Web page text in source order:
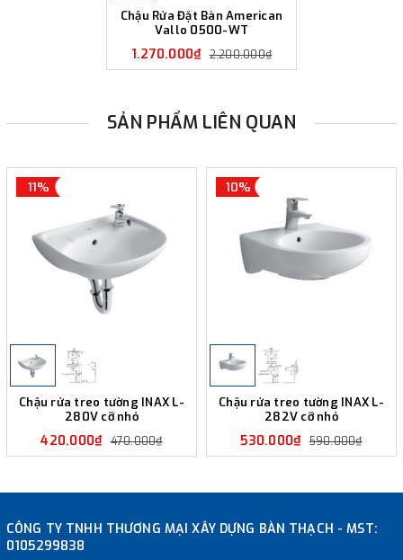
Chậu Rửa Đặt Bàn American
Vallo 0500-WT
1.270.000₫ 2.200.000₫
SẢN PHẨM LIÊN QUAN
11%
Chậu rửa treo tường INAX L-
280V cỡ nhỏ
420.000₫ 470.000₫
10%
Chậu rửa treo tường INAX L-
282V cỡ nhỏ
530.000₫ 590.000₫
CÔNG TY TNHH THƯƠNG MẠI XÂY DỰNG BÀN THẠCH - MST:
0105299838